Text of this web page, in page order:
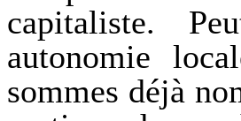
capitaliste.
autonomie
sommes déjà